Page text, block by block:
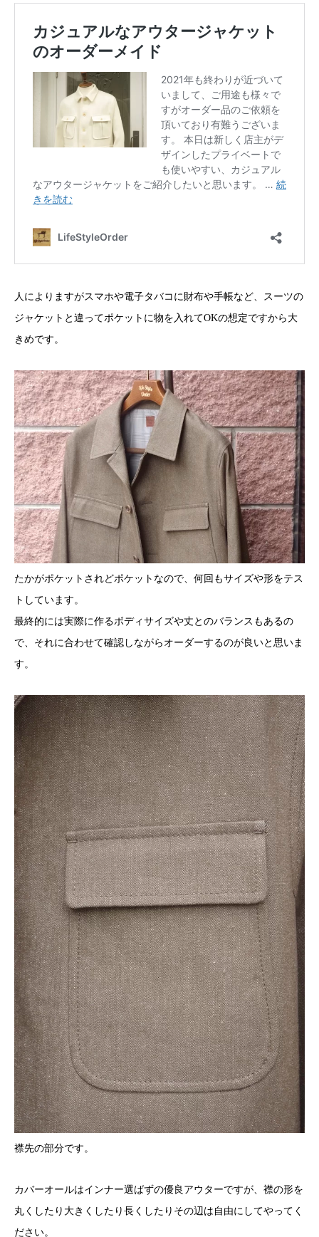
人によりますがスマホや電子タバコに財布や手帳など、スーツの
ジャケットと違ってポケットに物を入れてOKの想定ですから大
きめです。
たかがポケットされどポケットなので、何回もサイズや形をテス
トしています。
最終的には実際に作るボディサイズや丈とのバランスもあるの
で、それに合わせて確認しながらオーダーするのが良いと思いま
す。
襟先の部分です。
カバーオールはインナー選ばずの優良アウターですが、襟の形を
丸くしたり大きくしたり長くしたりその辺は自由にしてやってく
ださい。